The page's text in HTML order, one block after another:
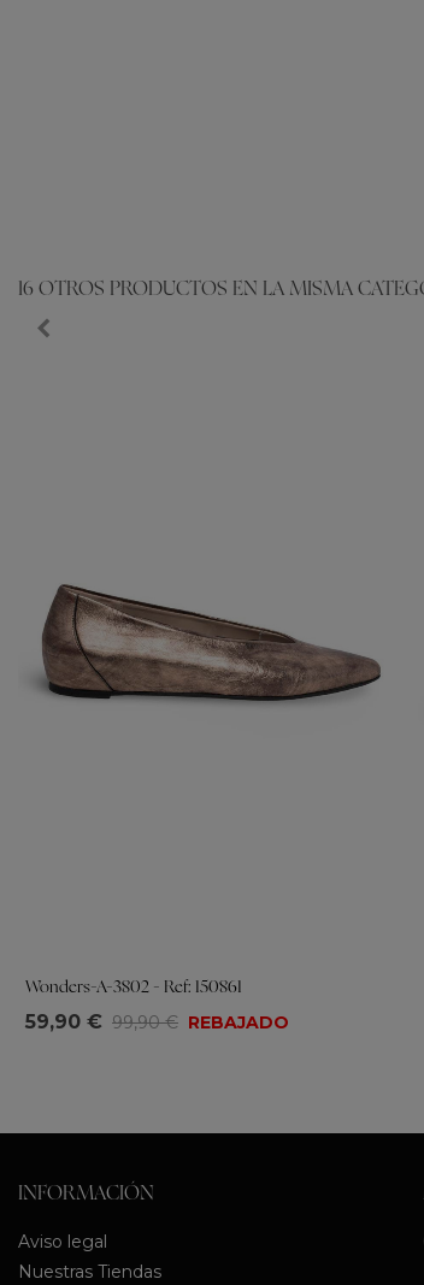
16 OTROS PRODUCTOS EN LA MISMA
Tallas
Wonders-A-3802 - Ref: 150861
59,90 € 99,90 € REBAJADO
INFORMACIÓN
Aviso legal
Nuestras Tiendas